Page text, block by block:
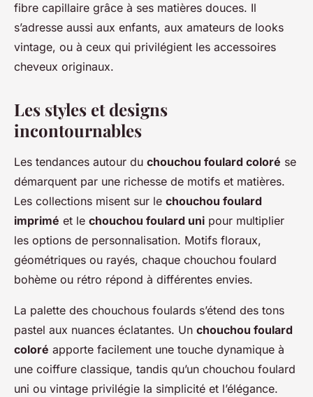
fibre capillaire grâce à ses matières douces. Il
s’adresse aussi aux enfants, aux amateurs de looks
vintage, ou à ceux qui privilégient les accessoires
cheveux originaux.
Les styles et designs
incontournables
Les tendances autour du chouchou foulard coloré se
démarquent par une richesse de motifs et matières.
Les collections misent sur le chouchou foulard
imprimé et le chouchou foulard uni pour multiplier
les options de personnalisation. Motifs floraux,
géométriques ou rayés, chaque chouchou foulard
bohème ou rétro répond à différentes envies.
La palette des chouchous foulards s’étend des tons
pastel aux nuances éclatantes. Un chouchou foulard
coloré apporte facilement une touche dynamique à
une coiffure classique, tandis qu’un chouchou foulard
uni ou vintage privilégie la simplicité et l’élégance.